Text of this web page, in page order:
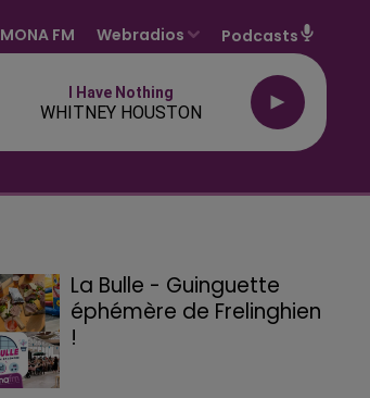
MONA FM Webradios Podcasts
I Have Nothing
WHITNEY HOUSTON
La Bulle - Guinguette
éphémère de Frelinghien
!